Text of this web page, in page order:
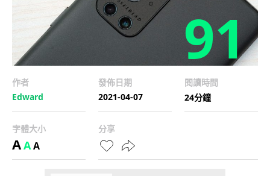
91
作者
Edward
發佈日期
2021-04-07
閱讀時間
24分鐘
字體大小
AAA
分享